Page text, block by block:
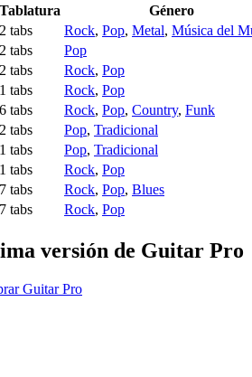
Tablatura
Género
2 tabs Rock, Pop, Metal, Música del
2 tabs
Pop
2 tabs Rock, Pop
1 tabs Rock, Pop
6 tabs Rock, Pop, Country, Funk
2 tabs Pop, Tradicional
1 tabs Pop, Tradicional
1 tabs Rock, Pop
7 tabs Rock, Pop, Blues
7 tabs Rock, Pop
versión de Guitar Pro
Guitar Pro